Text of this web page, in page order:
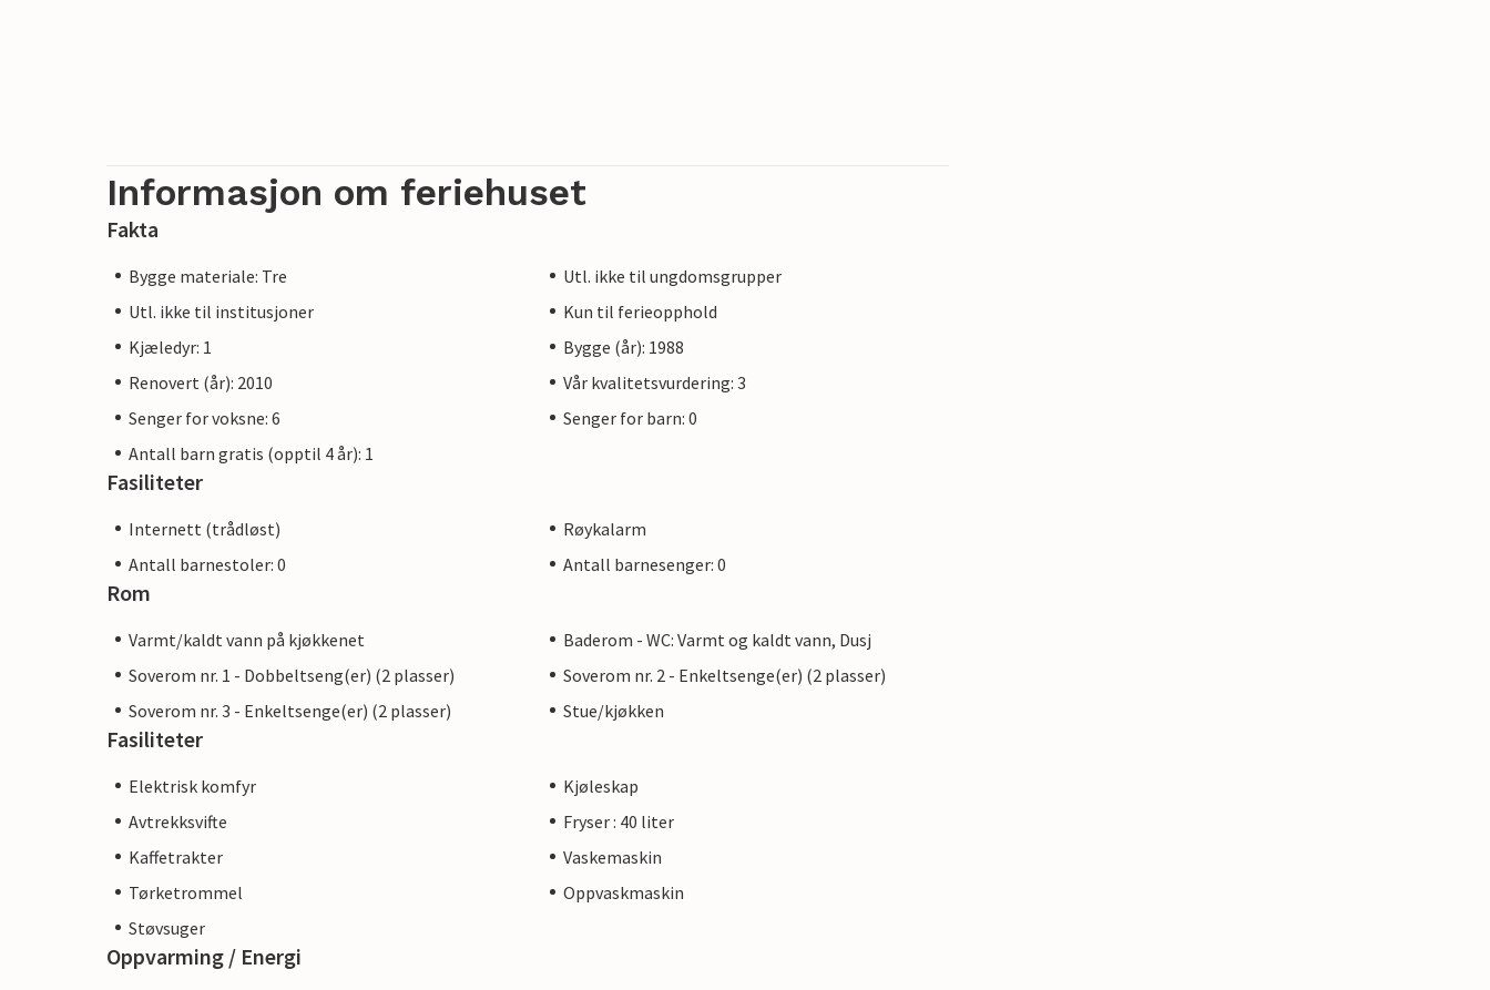
Informasjon om feriehuset
Fakta
Bygge materiale: Tre
Utl. ikke til ungdomsgrupper
Utl. ikke til institusjoner
Kun til ferieopphold
Kjæledyr: 1
Bygge (år): 1988
Renovert (år): 2010
Vår kvalitetsvurdering: 3
Senger for voksne: 6
Senger for barn: 0
Antall barn gratis (opptil 4 år): 1
Fasiliteter
Internett (trådløst)
Røykalarm
Antall barnestoler: 0
Antall barnesenger: 0
Rom
Varmt/kaldt vann på kjøkkenet
Baderom - WC: Varmt og kaldt vann, Dusj
Soverom nr. 1 - Dobbeltseng(er) (2 plasser)
Soverom nr. 2 - Enkeltsenge(er) (2 plasser)
Soverom nr. 3 - Enkeltsenge(er) (2 plasser)
Stue/kjøkken
Fasiliteter
Elektrisk komfyr
Kjøleskap
Avtrekksvifte
Fryser : 40 liter
Kaffetrakter
Vaskemaskin
Tørketrommel
Oppvaskmaskin
Støvsuger
Oppvarming / Energi